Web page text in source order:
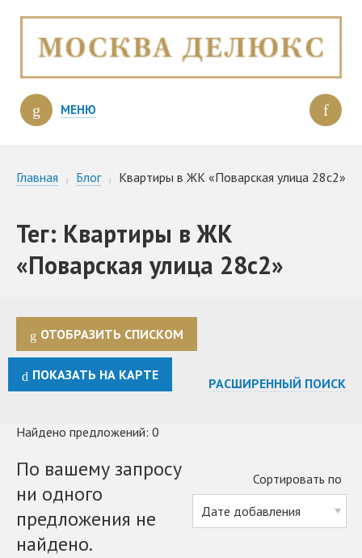
МЕНЮ
Главная Блог Квартиры в ЖК «Поварская улица 28с2»
Тег: Квартиры в ЖК
«Поварская улица 28с2»
ОТОБРАЗИТЬ СПИСКОМ
ПОКАЗАТЬ НА КАРТЕ
РАСШИРЕННЫЙ ПОИСК
Найдено предложений: 0
Сортировать по
По вашему запросу
ни одного
предложения не
найдено.